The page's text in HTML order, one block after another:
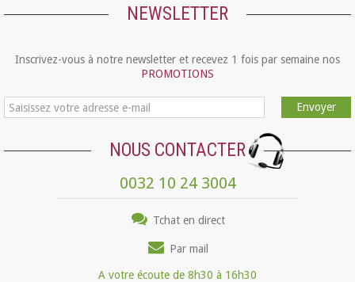
NEWSLETTER
Inscrivez-vous à notre newsletter et recevez 1 fois par semaine nos
PROMOTIONS
Envoyer
NOUS CONTACTER
0032 10 24 3004
Tchat en direct
Par mail
A votre écoute de 8h30 à 16h30